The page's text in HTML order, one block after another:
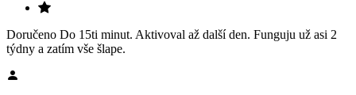
Doručeno Do 15ti minut. Aktivoval až další den. Funguju už asi 2
týdny a zatím vše šlape.